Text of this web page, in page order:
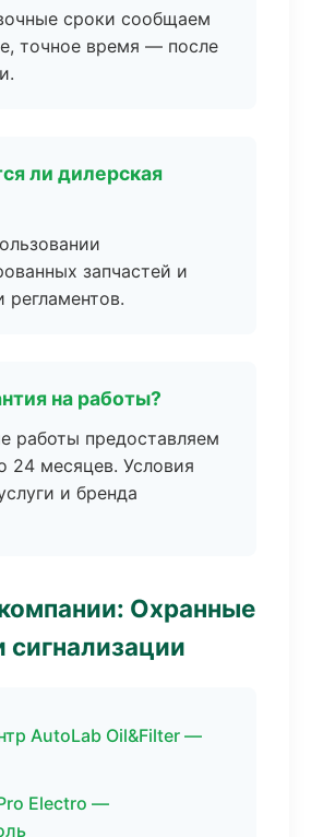
сроки сообщаем
точное время — после
ли дилерская
запчастей и
на работы?
работы предоставляем
24 месяцев. Условия
и бренда
Охранные
сигнализации
AutoLab Oil&Filter —
Electro —